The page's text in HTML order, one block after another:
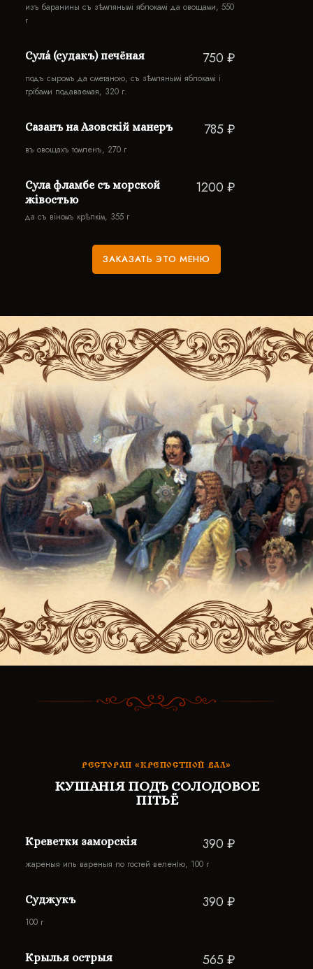
изъ баранины съ зѣмлянымi яблокамi да овощами, 550
г
Сулá (cудакъ) печёная 750 ₽
подъ сыромъ да сметаною, съ зѣмлянымi яблокамi i
грiбами подаваемая, 320 г.
Сазанъ на Азовскій манеръ 785 ₽
въ овощахъ томленъ, 270 г
Cула фламбе съ морской
жiвостью
1200 ₽
да съ вiномъ крѣпкiм, 355 г
ЗАКАЗАТЬ ЭТО МЕНЮ
РЕСТОРАН «КРЕПОСТНОЙ ВАЛ»
КУШАНІЯ ПОДЪ СОЛОДОВОЕ
ПIТЬЁ
Креветки заморскія 390 ₽
жареныя иль вареныя по гостей веленію, 100 г
Суджукъ 390 ₽
100 г
Крылья острыя 565 ₽